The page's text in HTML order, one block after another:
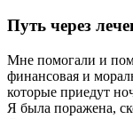
Путь через
Мне помогали и
финансовая и
которые приедут
Я была поражена,